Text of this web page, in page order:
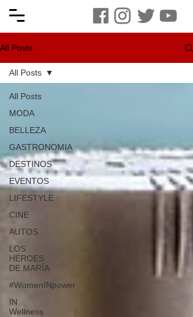
All Posts
All Posts
MODA
BELLEZA
GASTRONOMIA
DESTINOS
EVENTOS
LIFESTYLE
CINE
AUTOS
LOS
HÉROES
DE MARÍA
#WomenINpower
IN
Wellness
All Posts